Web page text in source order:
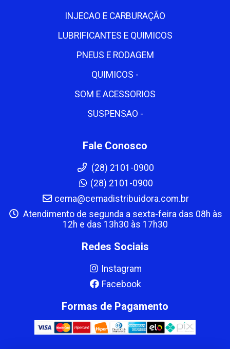
INJECAO E CARBURAÇÃO
LUBRIFICANTES E QUIMICOS
PNEUS E RODAGEM
QUIMICOS -
SOM E ACESSORIOS
SUSPENSAO -
Fale Conosco
(28) 2101-0900
(28) 2101-0900
cema@cemadistribuidora.com.br
Atendimento de segunda a sexta-feira das 08h às
12h e das 13h30 às 17h30
Redes Sociais
Instagram
Facebook
Formas de Pagamento